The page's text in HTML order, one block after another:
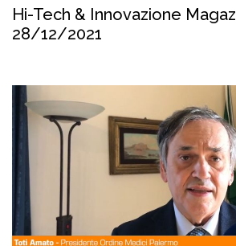
Hi-Tech & Innovazione
28/12/2021